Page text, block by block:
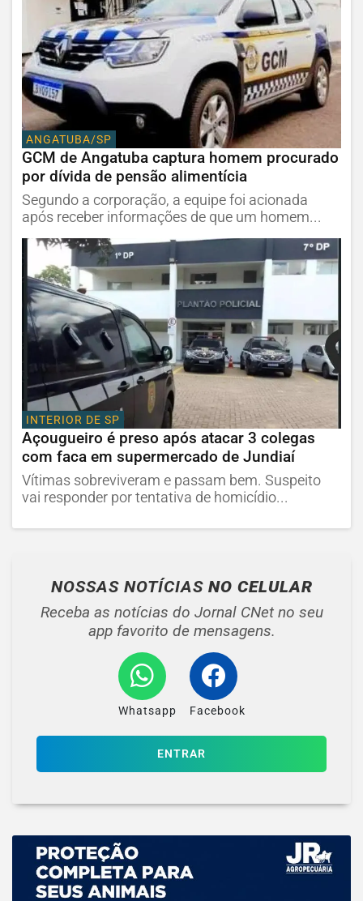
ANGATUBA/SP
GCM de Angatuba captura homem procurado
por dívida de pensão alimentícia
Segundo a corporação, a equipe foi acionada
após receber informações de que um homem...
INTERIOR DE SP
Açougueiro é preso após atacar 3 colegas
com faca em supermercado de Jundiaí
Vítimas sobreviveram e passam bem. Suspeito
vai responder por tentativa de homicídio...
NOSSAS NOTÍCIAS NO CELULAR
Receba as notícias do Jornal CNet no seu
app favorito de mensagens.
Whatsapp Facebook
ENTRAR